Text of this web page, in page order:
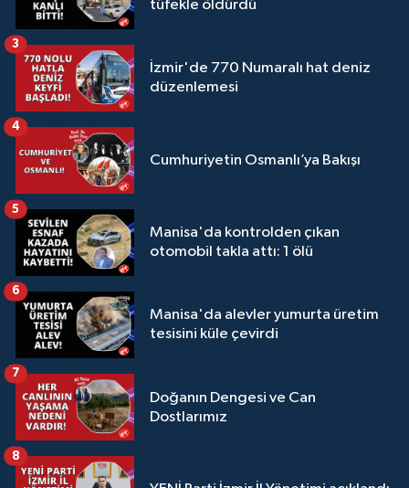
tüfekle öldürdü
İzmir'de 770 Numaralı hat deniz
düzenlemesi
3
Cumhuriyetin Osmanlı’ya Bakışı
4
Manisa'da kontrolden çıkan
otomobil takla attı: 1 ölü
5
Manisa'da alevler yumurta üretim
tesisini küle çevirdi
6
Doğanın Dengesi ve Can
Dostlarımız
7
8